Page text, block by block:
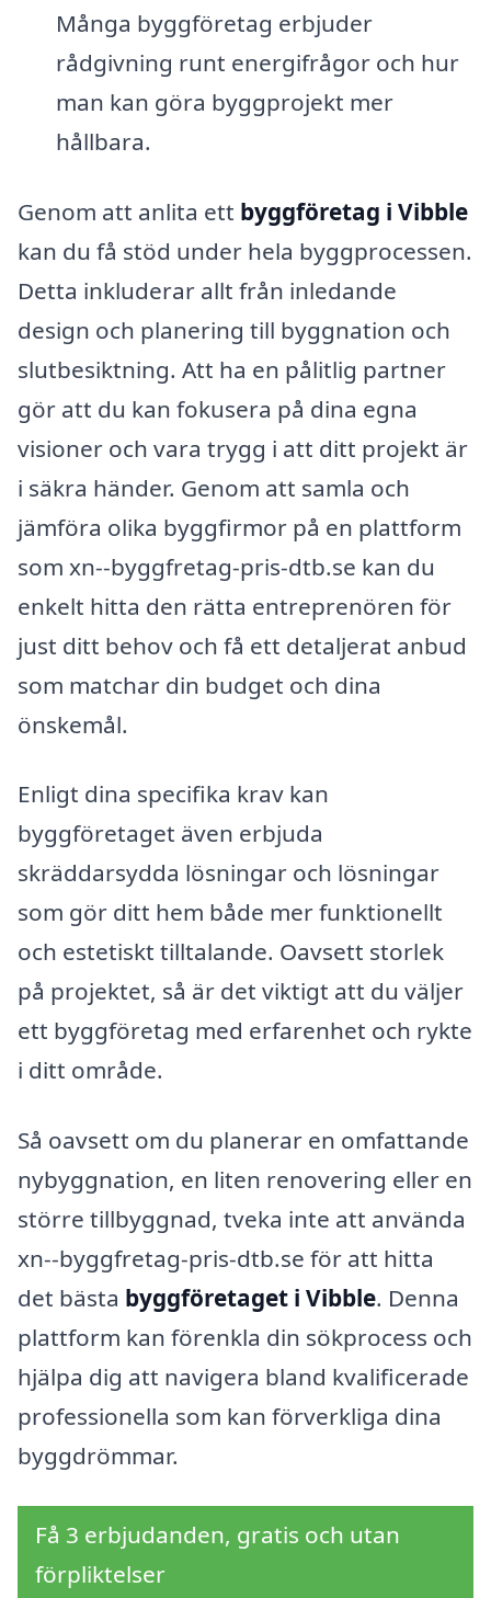
Många byggföretag erbjuder
rådgivning runt energifrågor och hur
man kan göra byggprojekt mer
hållbara.
Genom att anlita ett byggföretag i Vibble
kan du få stöd under hela byggprocessen.
Detta inkluderar allt från inledande
design och planering till byggnation och
slutbesiktning. Att ha en pålitlig partner
gör att du kan fokusera på dina egna
visioner och vara trygg i att ditt projekt är
i säkra händer. Genom att samla och
jämföra olika byggfirmor på en plattform
som xn--byggfretag-pris-dtb.se kan du
enkelt hitta den rätta entreprenören för
just ditt behov och få ett detaljerat anbud
som matchar din budget och dina
önskemål.
Enligt dina specifika krav kan
byggföretaget även erbjuda
skräddarsydda lösningar och lösningar
som gör ditt hem både mer funktionellt
och estetiskt tilltalande. Oavsett storlek
på projektet, så är det viktigt att du väljer
ett byggföretag med erfarenhet och rykte
i ditt område.
Så oavsett om du planerar en omfattande
nybyggnation, en liten renovering eller en
större tillbyggnad, tveka inte att använda
xn--byggfretag-pris-dtb.se för att hitta
det bästa byggföretaget i Vibble. Denna
plattform kan förenkla din sökprocess och
hjälpa dig att navigera bland kvalificerade
professionella som kan förverkliga dina
byggdrömmar.
Få 3 erbjudanden, gratis och utan
förpliktelser